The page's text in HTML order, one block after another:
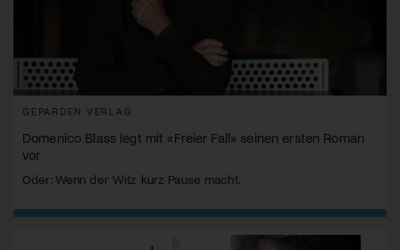
GEPARDEN VERLAG
Domenico Blass legt mit «Freier Fall» seinen ersten Roman
vor
Oder: Wenn der Witz kurz Pause macht.